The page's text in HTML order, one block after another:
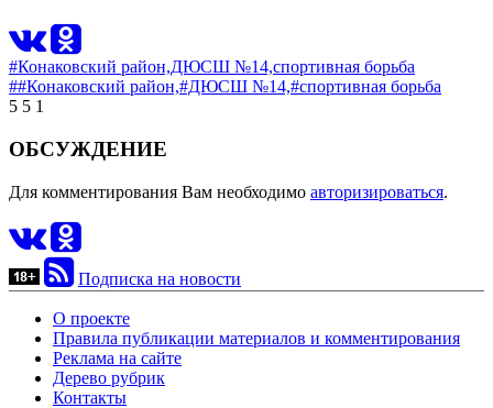
#Конаковский район,ДЮСШ №14,спортивная борьба
##Конаковский район,#ДЮСШ №14,#спортивная борьба
5 5 1
ОБСУЖДЕНИЕ
Для комментирования Вам необходимо авторизироваться.
Подписка на новости
О проекте
Правила публикации материалов и комментирования
Реклама на сайте
Дерево рубрик
Контакты